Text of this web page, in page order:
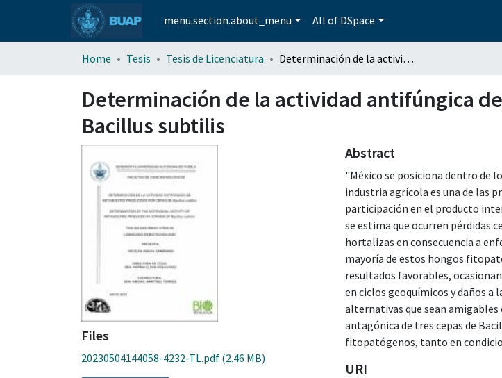
menu.section.about_menu All of DSpace
Home Tesis Tesis de Licenciatura Determinación de la actividad antifúngica de metabolitos producidos por cepas de Bacillus subtilis
Determinación de la actividad antifúngica
Bacillus subtilis
Files
20230504144058-4232-TL.pdf (2.46 MB)
Abstract
"México se posiciona dentro de
industria agrícola es una de las
participación en el producto
se estima que ocurren pérdidas
hortalizas en consecuencia a
mayoría de estos hongos
resultados favorables,
en ciclos geoquímicos y daños a
alternativas que sean
antagónica de tres cepas de
fitopatógenos, tanto en
URI